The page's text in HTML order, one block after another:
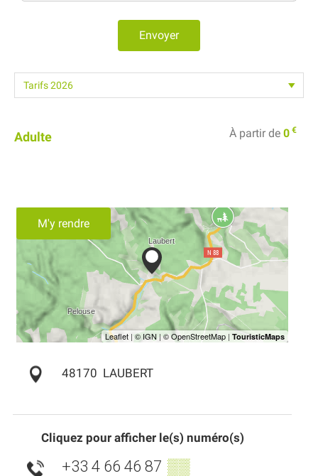
Envoyer
Adulte À partir de 0 €
M'y rendre
48170 LAUBERT
Cliquez pour afficher le(s) numéro(s)
+33 4 66 46 87 ▒▒